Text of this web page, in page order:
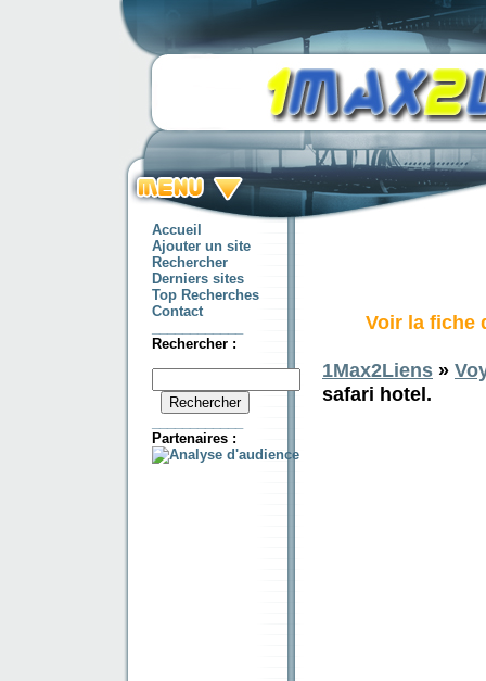
Accueil
Ajouter un site
Rechercher
Derniers sites
Top Recherches
Contact
Rechercher :
Partenaires :
Voir la fiche
1Max2Liens »
safari hotel.